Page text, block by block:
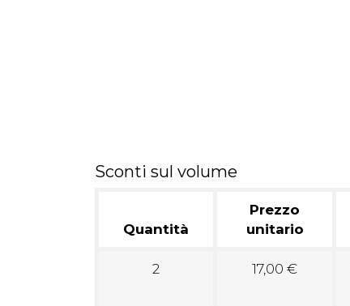
Sconti sul volume
Quantità
Prezzo
unitario
2 17,00 €